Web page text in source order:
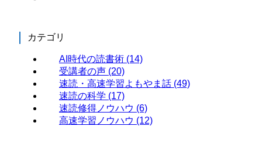
カテゴリ
AI時代の読書術 (14)
受講者の声 (20)
速読・高速学習よもやま話 (49)
速読の科学 (17)
速読修得ノウハウ (6)
高速学習ノウハウ (12)